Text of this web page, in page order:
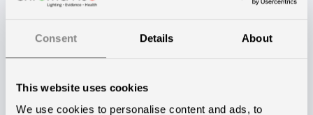
Consent Details About
This website uses cookies
We use cookies to personalise content and ads, to
och skyldighet att välja mellan att leverera ersättning,